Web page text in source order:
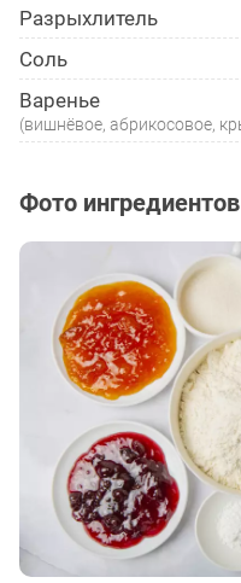
Разрыхлитель
Соль
Варенье
(вишнёвое, абрикосовое,
Фото ингредиентов